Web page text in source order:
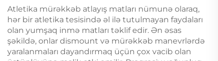
Atletika mürəkkəb atlayış matları nümunə olaraq,
hər bir atletika tesisində əl ilə tutulmayan faydaları
olan yumşaq inmə matları təklif edir. Ən əsas
şəkildə, onlar dismount və mürəkkəb manevrlərdə
yaralanmaları dayandırmaq üçün çox vacib olan